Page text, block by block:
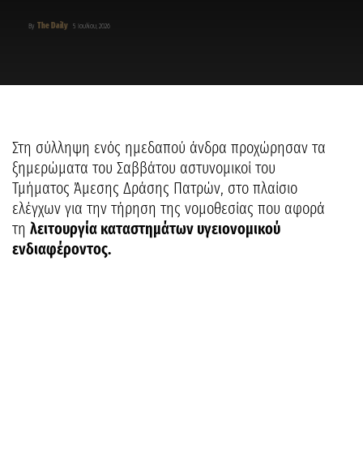
By The Daily 5 Ιουλίου, 2026
Στη σύλληψη ενός ημεδαπού άνδρα προχώρησαν τα
ξημερώματα του Σαββάτου αστυνομικοί του
Τμήματος Άμεσης Δράσης Πατρών, στο πλαίσιο
ελέγχων για την τήρηση της νομοθεσίας που αφορά
τη λειτουργία καταστημάτων υγειονομικού
ενδιαφέροντος.